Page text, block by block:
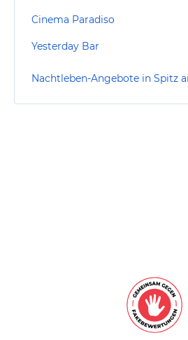
Cinema Paradiso
Yesterday Bar
Nachtleben-Angebote in Spitz